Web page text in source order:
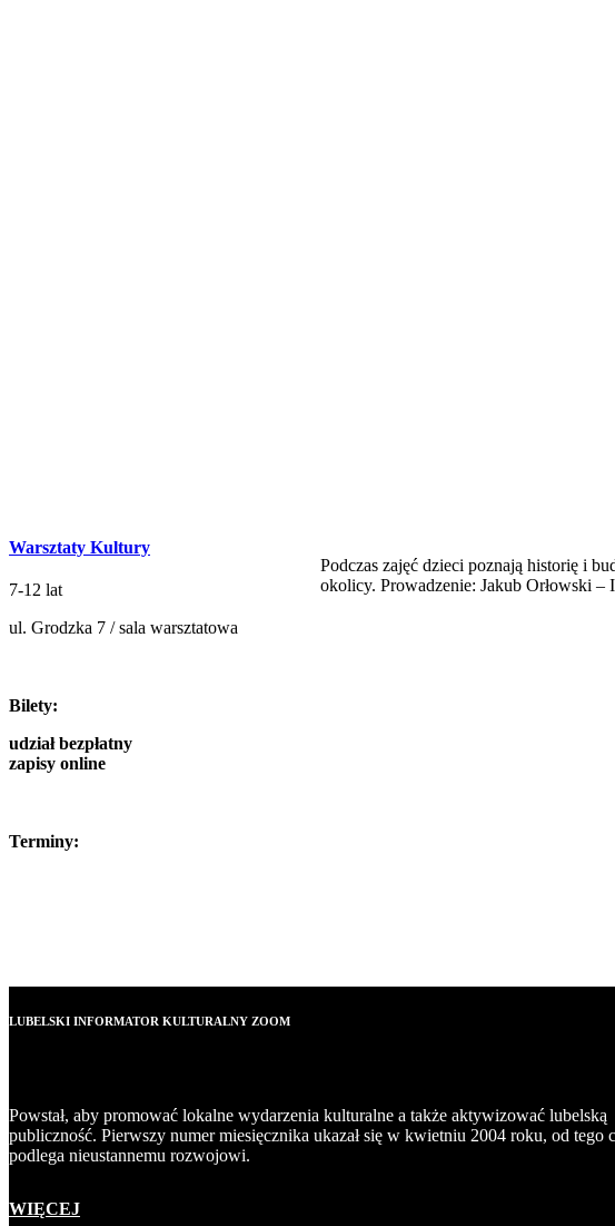
Warsztaty Kultury
7-12 lat
ul. Grodzka 7 / sala warsztatowa
Bilety:
udział bezpłatny
zapisy online
Terminy:
Podczas zajęć dzieci poznają historię i
okolicy. Prowadzenie: Jakub Orłowski –
LUBELSKI INFORMATOR KULTURALNY ZOOM
Powstał, aby promować lokalne wydarzenia kulturalne a także aktywizować lubelską
publiczność. Pierwszy numer miesięcznika ukazał się w kwietniu 2004 roku, od tego
podlega nieustannemu rozwojowi.
WIĘCEJ